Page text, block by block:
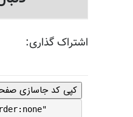
اشتراک گذاری:
کپی کد جاسازی